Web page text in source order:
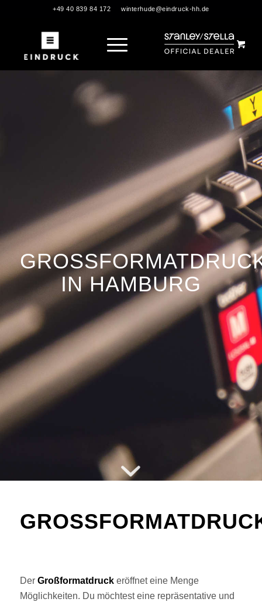
+49 40 839 84 172 winterhude@eindruck-hh.de
IN HAMBURG
Der Großformatdruckeröffnet eine Menge
Möglichkeiten. Du möchtest eine repräsentative und